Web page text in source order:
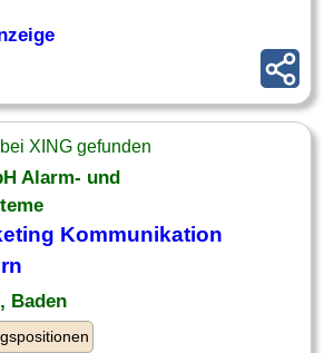
XING gefunden
Alarm- und
Kommunikation
Baden